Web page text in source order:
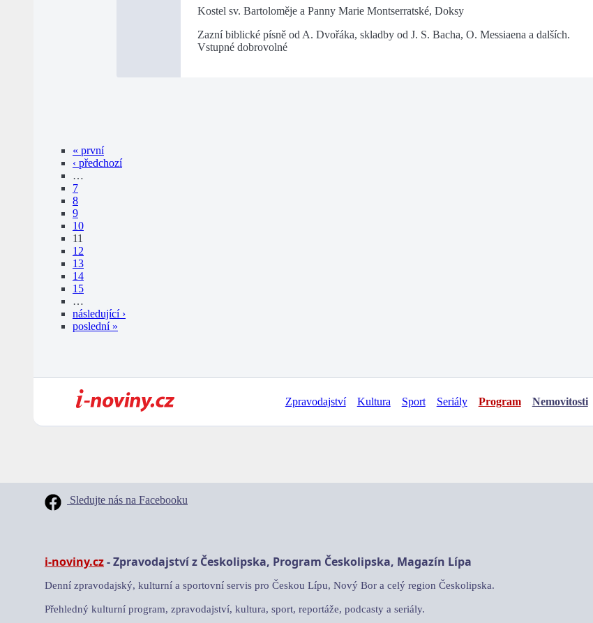
Kostel sv. Bartoloměje a Panny Marie Montserratské, Doksy
Zazní biblické písně od A. Dvořáka, skladby od J. S. Bacha, O. Messiaena a dalších.
Vstupné dobrovolné
« první
‹ předchozí
…
7
8
9
10
11
12
13
14
15
…
následující ›
poslední »
Zpravodajství Kultura Sport Seriály Program Nemovitosti
Sledujte nás na Facebooku
i-noviny.cz- Zpravodajství z Českolipska, Program Českolipska, Magazín Lípa
Denní zpravodajský, kulturní a sportovní servis pro Českou Lípu, Nový Bor a celý region Českolipska.
Přehledný kulturní program, zpravodajství, kultura, sport, reportáže, podcasty a seriály.